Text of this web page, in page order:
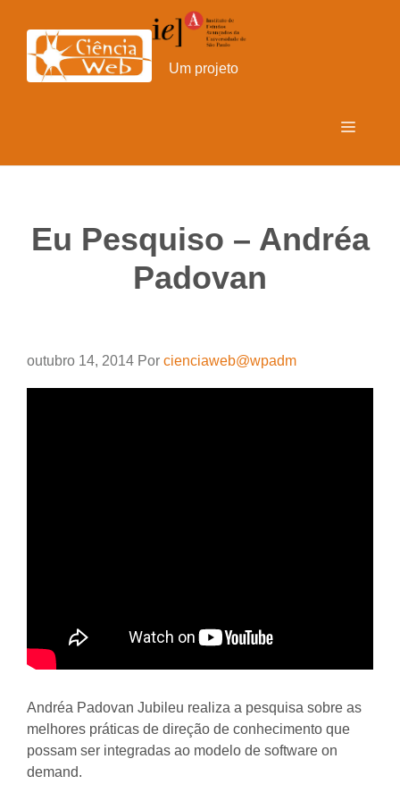
para
conteúdo
Um projeto
Menu
Eu Pesquiso – Andréa
Padovan
outubro 14, 2014 Por cienciaweb@wpadm
Andréa Padovan Jubileu realiza a pesquisa sobre as
melhores práticas de direção de conhecimento que
possam ser integradas ao modelo de software on
demand.